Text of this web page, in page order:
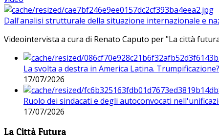
Dall'analisi strutturale della situazione internazionale e
Videointervista a cura di Renato Caputo per "La città
La svolta a destra in America Latina. Trumpificazione?
17/07/2026
Ruolo dei sindacati e degli autoconvocati
17/07/2026
La Città Futura